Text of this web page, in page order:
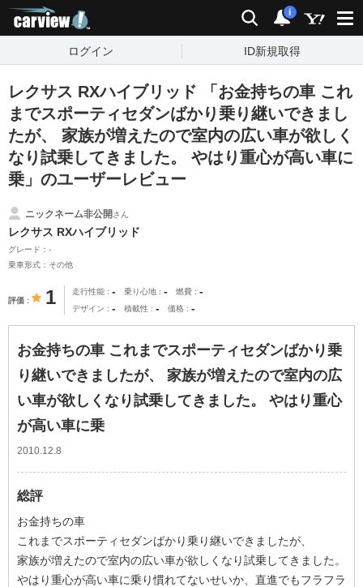
検索 通知
i
ログイン ID新規取得
レクサス RXハイブリッド 「お金持ちの車 これ
までスポーティセダンばかり乗り継いできまし
たが、 家族が増えたので室内の広い車が欲しく
なり試乗してきました。 やはり重心が高い車に
乗」のユーザーレビュー
ニックネーム非公開さん
レクサス RXハイブリッド
グレード：-
乗車形式：その他
評価 1 走行性能 - 乗り心地 - 燃費 -
デザイン - 積載性 - 価格 -
お金持ちの車 これまでスポーティセダンばかり乗
り継いできましたが、 家族が増えたので室内の広
い車が欲しくなり試乗してきました。 やはり重心
が高い車に乗
2010.12.8
総評
お金持ちの車
これまでスポーティセダンばかり乗り継いできましたが、
家族が増えたので室内の広い車が欲しくなり試乗してきました。
やはり重心が高い車に乗り慣れてないせいか、直進でもフラフラ